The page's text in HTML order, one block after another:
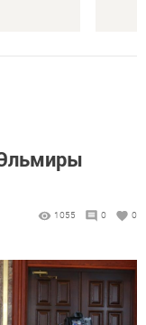
1055 0 0